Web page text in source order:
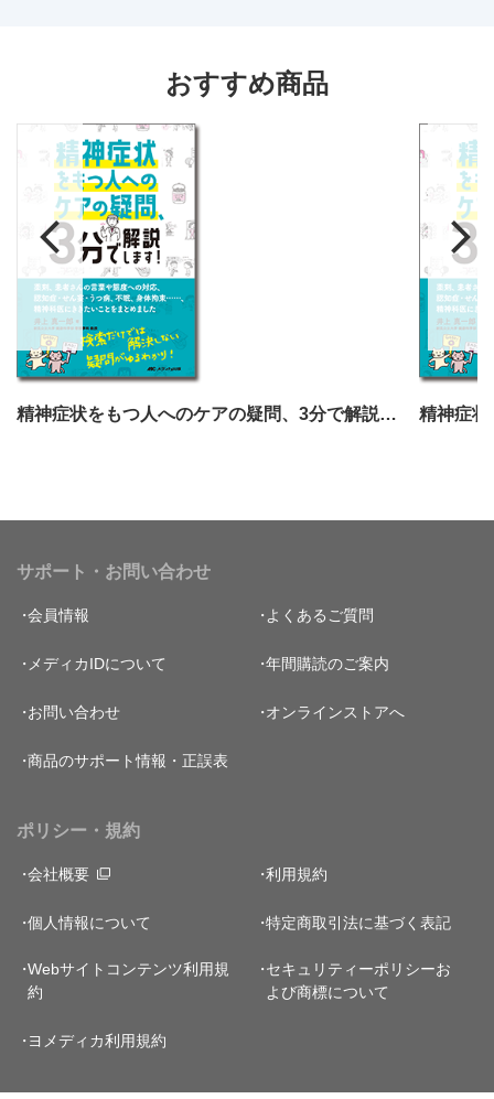
おすすめ商品
精神症状をもつ人へのケアの疑問、3分で解説します！
サポート・お問い合わせ
会員情報 よくあるご質問
メディカIDについて 年間購読のご案内
お問い合わせ オンラインストアへ
商品のサポート情報・正誤表
ポリシー・規約
会社概要 利用規約
個人情報について 特定商取引法に基づく表記
Webサイトコンテンツ利用規
約
セキュリティーポリシーお
よび商標について
ヨメディカ利用規約